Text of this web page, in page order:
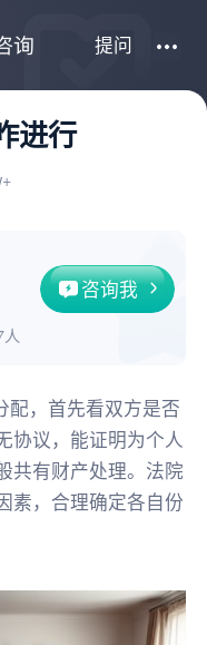
提问
进行
咨询我
配，首先看双方是否
协议，能证明为个人
共有财产处理。法院
素，合理确定各自份